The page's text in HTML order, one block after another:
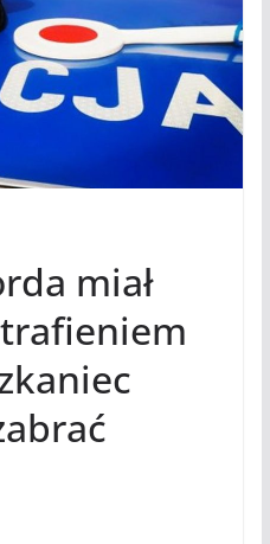
miał